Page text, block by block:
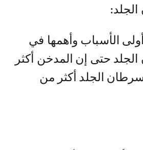
الأسباب وأهمها في
الجلد حتى إن المدخن أكثر
الجلد أكثر من